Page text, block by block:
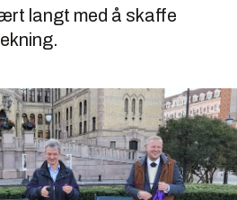
langt med å skaffe